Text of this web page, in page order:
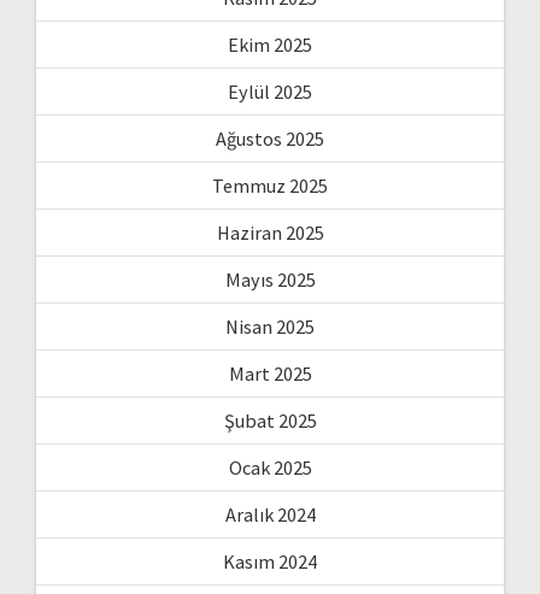
Ekim 2025
Eylül 2025
Ağustos 2025
Temmuz 2025
Haziran 2025
Mayıs 2025
Nisan 2025
Mart 2025
Şubat 2025
Ocak 2025
Aralık 2024
Kasım 2024